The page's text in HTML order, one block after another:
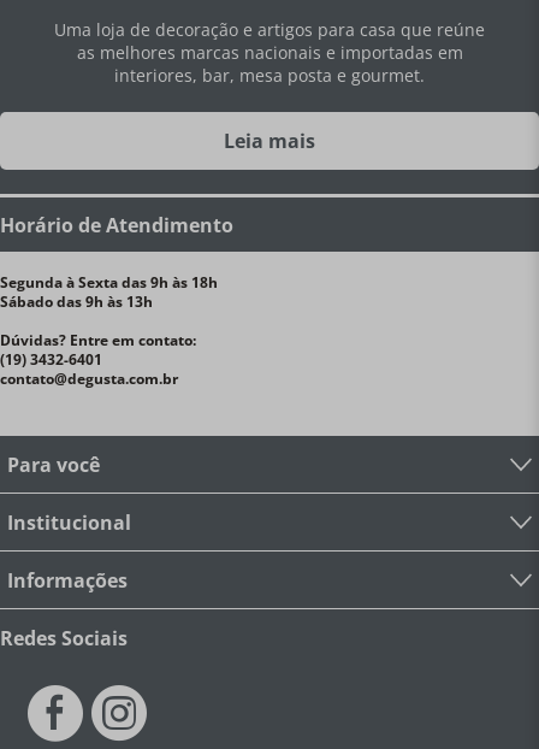
Uma loja de decoração e artigos para casa que reúne
as melhores marcas nacionais e importadas em
interiores, bar, mesa posta e gourmet.
Leia mais
Horário de Atendimento
Segunda à Sexta das 9h às 18h
Sábado das 9h às 13h
Dúvidas? Entre em contato:
(19) 3432-6401
contato@degusta.com.br
Para você
Institucional
Informações
Redes Sociais